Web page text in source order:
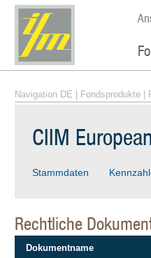
Navigation DE Fondsprodukte
CIIM
Stammdaten
Rechtliche
Dokumentname